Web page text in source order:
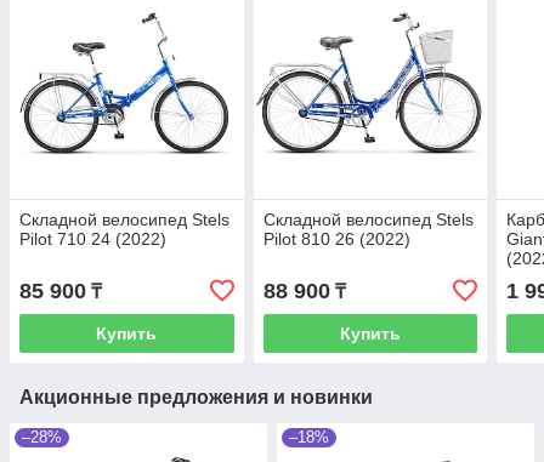
Складной велосипед Stels
Pilot 710 24 (2022)
85 900 ₸
Купить
Складной велосипед Stels
Pilot 810 26 (2022)
88 900₸
Купить
1
Акционные предложения и новинки
–28% –18%